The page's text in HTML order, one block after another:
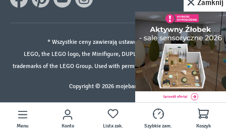
Menu Konto Lista zak. Szybkie zam. Koszyk
* Wszystkie ceny zawierają ustawowy podatek VAT.
LEGO, the LEGO logo, the Minifigure, DUPLO, and the SPIKE logo are
trademarks of the LEGO Group. Used with permission. ©2026 The LEGO Group
Copyright © 2026 mojebambino.pl
Zamknij